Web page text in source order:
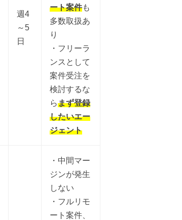
週4
～5
日
ート案件も
多数取扱あ
り
・フリーラ
ンスとして
案件受注を
検討するな
らまず登録
したいエー
ジェント
・中間マー
ジンが発生
しない
・フルリモ
ート案件、